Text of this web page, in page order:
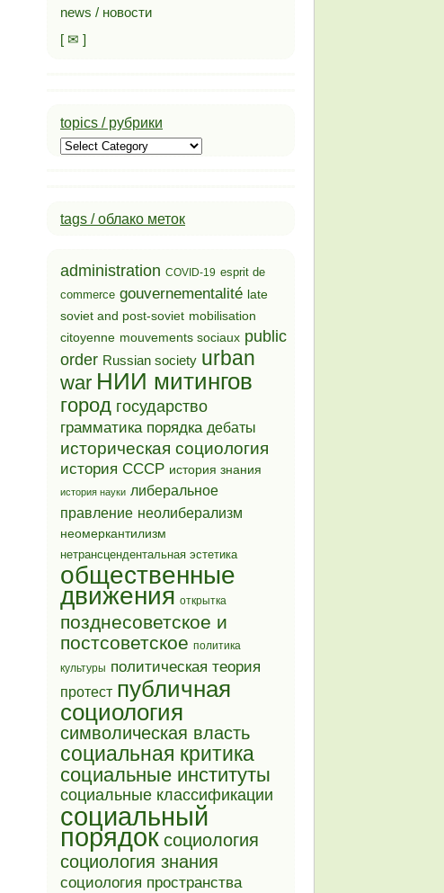
news / новости
[ ✉ ]
topics / рубрики
topics
/
tags / облако меток
administration COVID-19 esprit de
commerce gouvernementalité late
soviet and post-soviet mobilisation
citoyenne mouvements sociaux public
order Russian society urban
war НИИ митингов
город государство
грамматика порядка дебаты
историческая социология
история СССР история знания
история науки либеральное
правление неолиберализм
неомеркантилизм
нетрансцендентальная эстетика
общественные
движения открытка
позднесоветское и
постсоветское политика
культуры политическая теория
протест публичная
социология
символическая власть
социальная критика
социальные институты
социальные классификации
социальный
порядок социология
социология знания
социология пространства